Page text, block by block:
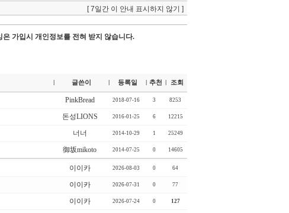
[ 7일간 이 안내 표시하지 않기 ]
가입시 개인정보를 전혀 받지 않습니다.
글쓴이 등록일 추천 조회
PinkBread 2018-07-16 3 8253
돈성LIONS 2016-01-25 6 12215
너너 2014-10-29 1 25249
御坂mikoto 2014-07-25 0 14605
이이카 2026-08-03 0 64
이이카 2026-07-31 0 77
이이카 2026-07-24 0 127